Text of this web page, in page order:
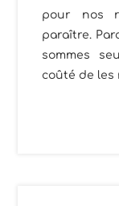
pour nos
paraître.
sommes
coûté de les